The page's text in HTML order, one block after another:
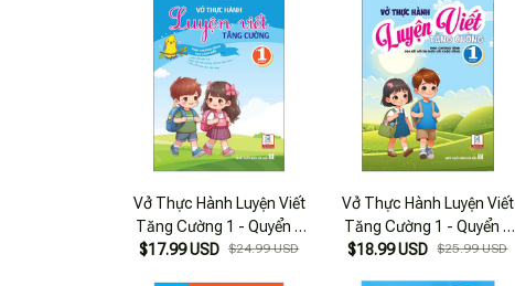
Vở Thực Hành Luyện Viết
Tăng Cường 1 - Quyển 2
(Theo Chương Trình SGK
$17.99 USD $24.99 USD
Vở Thực Hành Luyện Viết
Tăng Cường 1 - Quyển 1
(Theo Chương Trình SGK
$18.99 USD $25.99 USD